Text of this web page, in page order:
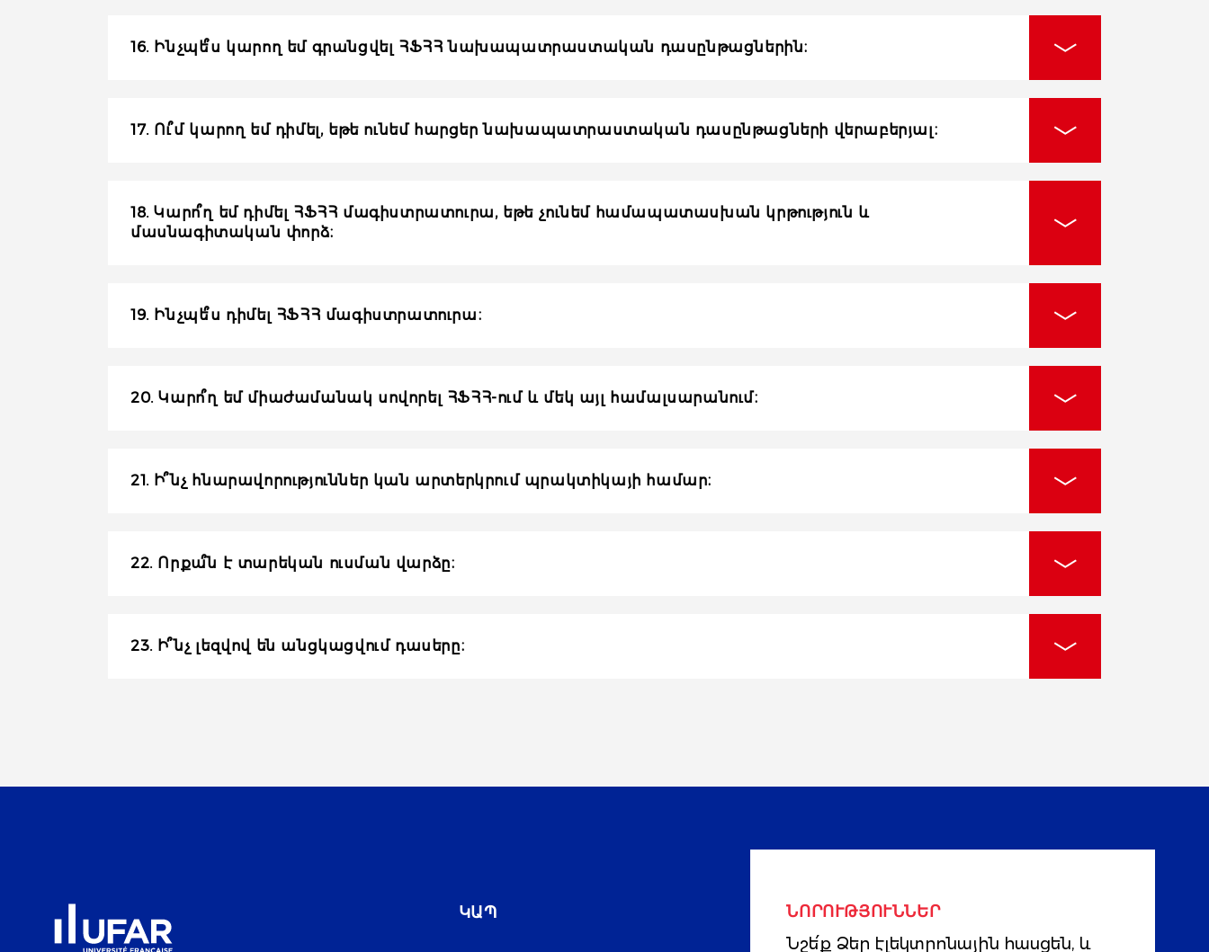
16. Ինչպե՞ս կարող եմ գրանցվել ՀՖՀՀ նախապատրաստական դասընթացներին։
17. Ու՞մ կարող եմ դիմել, եթե ունեմ հարցեր նախապատրաստական դասընթացների վերաբերյալ։
18. Կարո՞ղ եմ դիմել ՀՖՀՀ մագիստրատուրա, եթե չունեմ համապատասխան կրթություն և
մասնագիտական փորձ։
19. Ինչպե՞ս դիմել ՀՖՀՀ մագիստրատուրա։
20. Կարո՞ղ եմ միաժամանակ սովորել ՀՖՀՀ-ում և մեկ այլ համալսարանում։
21. Ի՞նչ հնարավորություններ կան արտերկրում պրակտիկայի համար։
22. Որքա՞ն է տարեկան ուսման վարձը։
23. Ի՞նչ լեզվով են անցկացվում դասերը։
ԿԱՊ
ՆՈՐՈՒԹՅՈՒՆՆԵՐ
Նշե՛ք Ձեր էլեկտրոնային հասցեն, և